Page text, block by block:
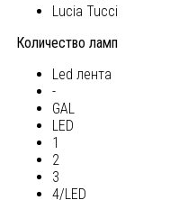
Lucia Tucci
Количество ламп
Led лента
-
GAL
LED
1
2
3
4/LED